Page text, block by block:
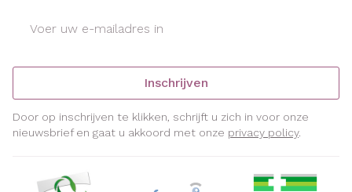
Inschrijven
Door op inschrijven te klikken, schrijft u zich in voor onze
nieuwsbrief en gaat u akkoord met onze privacy policy.